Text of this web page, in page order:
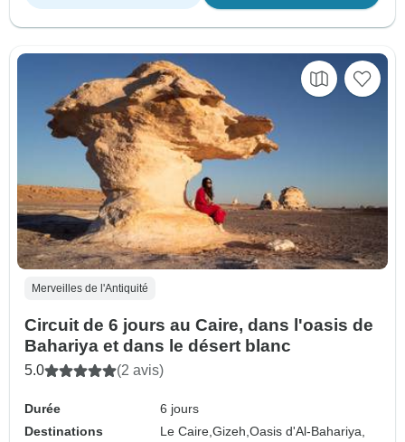
Merveilles de l'Antiquité
Circuit de 6 jours au Caire, dans l'oasis de
Bahariya et dans le désert blanc
5.0 (2 avis)
Durée
6 jours
Destinations
Le Caire,Gizeh,Oasis d'Al-Bahariya,